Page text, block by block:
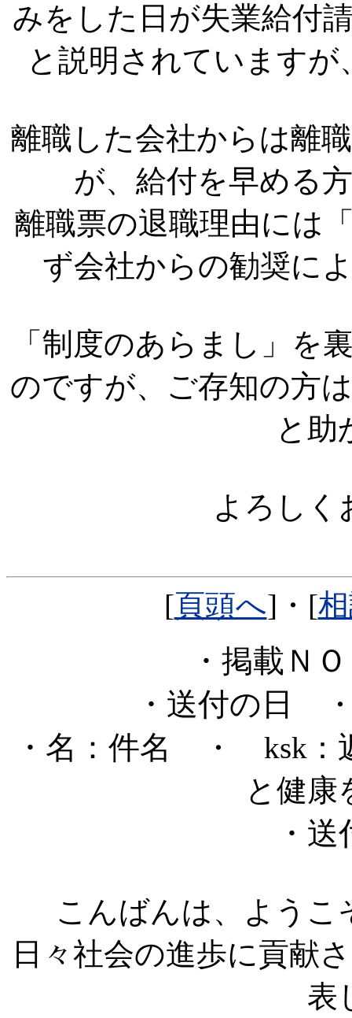
みをした日が失業給付
と説明されています
離職した会社からは離
が、給付を早める
離職票の退職理由には
ず会社からの勧奨に
「制度のあらまし」を
のですが、ご存知の方
と助
よろしく
[頁頭へ]・[
・掲載Ｎ
・送付の日
・名：件名
・ ksk：
と健康
・
こんばんは、よう
日々社会の進歩に貢献
表